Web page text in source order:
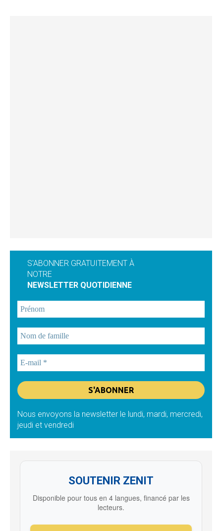
S'ABONNER GRATUITEMENT À
NOTRE
NEWSLETTER QUOTIDIENNE
Nous envoyons la newsletter le lundi, mardi, mercredi,
jeudi et vendredi
SOUTENIR ZENIT
Disponible pour tous en 4 langues, financé par les
lecteurs.